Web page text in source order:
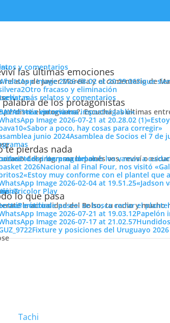
y comentarios
las últimas emociones
relatos de Javier Moreira y el comentario de
Sigue
Otro fracaso y eliminación
más relatos y comentarios
palabra de los protagonistas
perdiste el programa?. Escuchá las últimas
más entrevistas
«La victoria era impostergable»
«Sabor a poco, hay cosas para corregir»
Asamblea de Socios el 7 de
te pierdas nada
del programa lo ponés vos, reviví o
todos los programas
«Los intereses del club los vamos a
Nacional al Final Four, nos visitó
«Estoy muy conforme con el plantel que
«Jadson
Play
lo que pasa
la actualidad del Bolso, tu radio y mucho
más noticias
Período de pases: se busca cerrar el plantel
Papelón
Fixture y posiciones del Uruguayo 2026
ponga el equipo al hombro.
Tachi